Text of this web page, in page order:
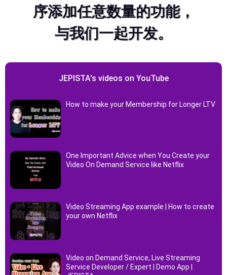
序添加任意数量的功能，
与我们一起开发。
JEPISTA's videos on YouTube
How to make your Membership for Longer LTV
One Important Advice when You Create your
Video On Demand Service like Netflix
Video Streaming App example | How to create
your own Netflix
Video on Demand Service, Live Streaming
Service Developer / Expert | Demo App |